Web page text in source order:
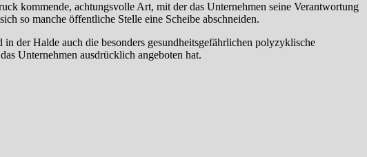
kommende, achtungsvolle Art, mit der das Unternehmen seine Verantwortung
so manche öffentliche Stelle eine Scheibe abschneiden.
der Halde auch die besonders gesundheitsgefährlichen polyzyklische
Unternehmen ausdrücklich angeboten hat.